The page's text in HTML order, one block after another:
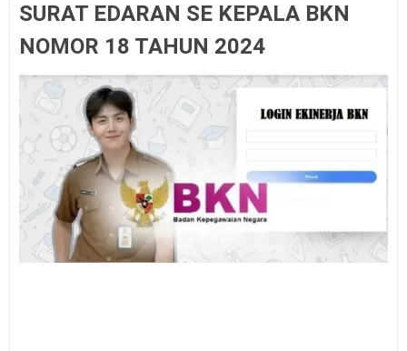
SURAT EDARAN SE KEPALA BKN
NOMOR 18 TAHUN 2024